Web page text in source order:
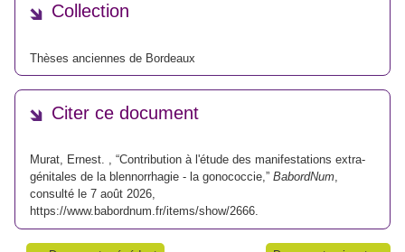
Collection
Thèses anciennes de Bordeaux
Citer ce document
Murat, Ernest. , “Contribution à l'étude des manifestations extra-
génitales de la blennorrhagie - la gonococcie,” BabordNum,
consulté le 7 août 2026,
https://www.babordnum.fr/items/show/2666.